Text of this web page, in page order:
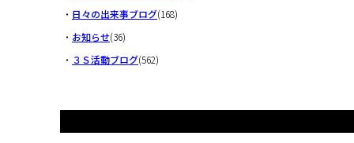
・ 日々の出来事ブログ(168)
・ お知らせ(36)
・ ３Ｓ活動ブログ(562)